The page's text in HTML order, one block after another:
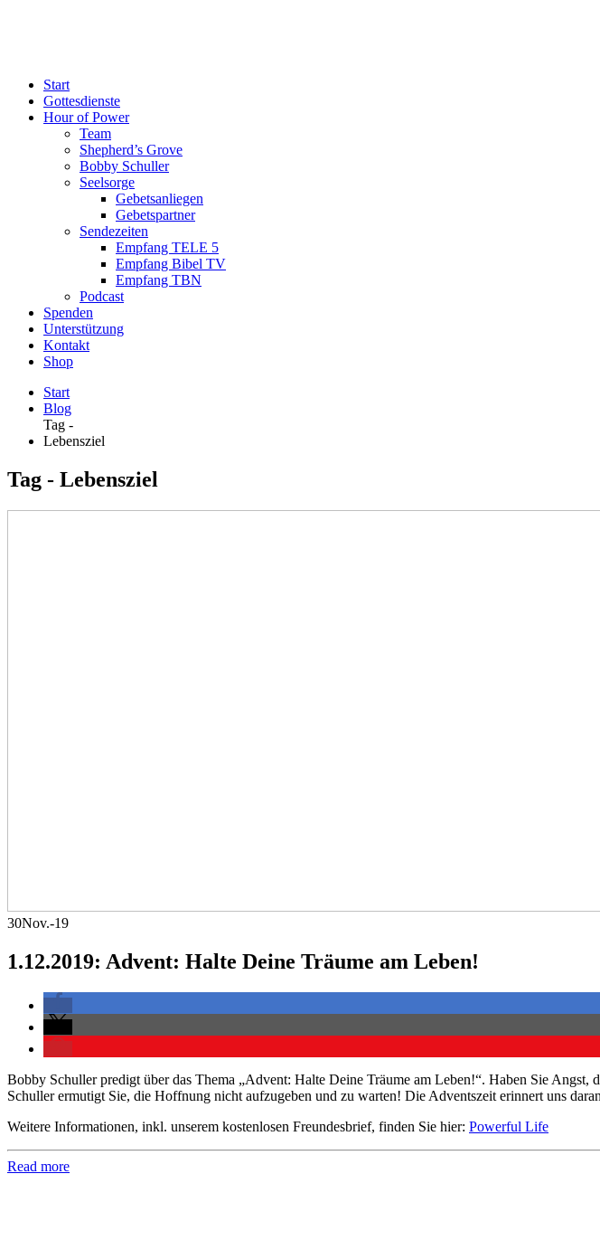
Start
Gottesdienste
Hour of Power
Team
Shepherd’s Grove
Bobby Schuller
Seelsorge
Gebetsanliegen
Gebetspartner
Sendezeiten
Empfang TELE 5
Empfang Bibel TV
Empfang TBN
Podcast
Spenden
Unterstützung
Kontakt
Shop
Start
Blog
Tag -
Lebensziel
Tag - Lebensziel
30Nov.-19
1.12.2019: Advent: Halte Deine Träume am Leben!
Bobby Schuller predigt über das Thema „Advent: Halte Deine Träume am Leben!“. Haben Sie
Schuller ermutigt Sie, die Hoffnung nicht aufzugeben und zu warten! Die Adventszeit erinnert uns
Weitere Informationen, inkl. unserem kostenlosen Freundesbrief, finden Sie hier: Powerful Life
Read more